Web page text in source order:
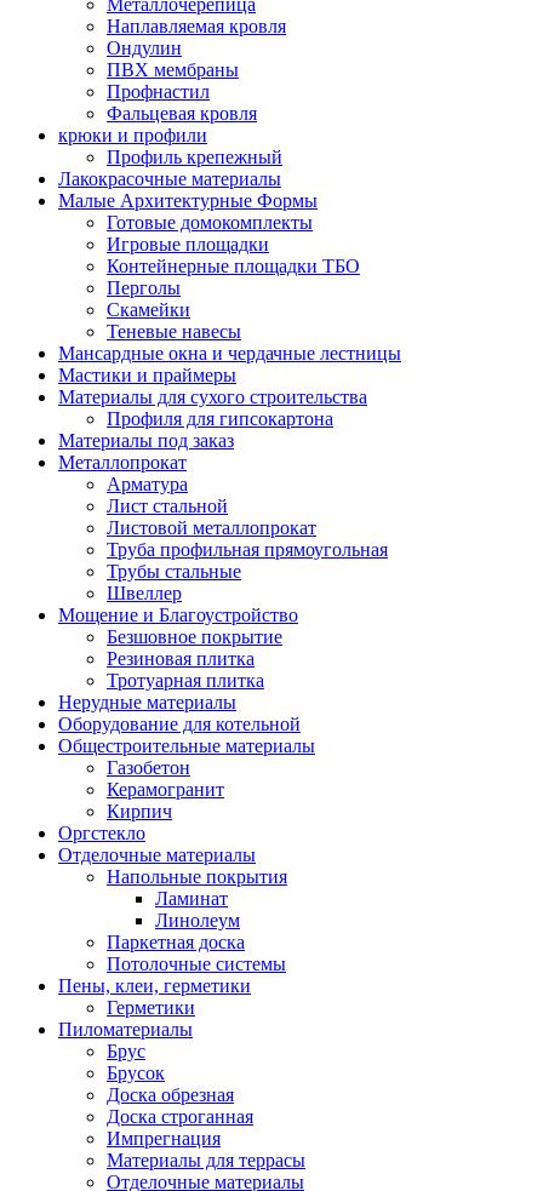
Металлочерепица
Наплавляемая кровля
Ондулин
ПВХ мембраны
Профнастил
Фальцевая кровля
крюки и профили
Профиль крепежный
Лакокрасочные материалы
Малые Архитектурные Формы
Готовые домокомплекты
Игровые площадки
Контейнерные площадки ТБО
Перголы
Скамейки
Теневые навесы
Мансардные окна и чердачные лестницы
Мастики и праймеры
Материалы для сухого строительства
Профиля для гипсокартона
Материалы под заказ
Металлопрокат
Арматура
Лист стальной
Листовой металлопрокат
Труба профильная прямоугольная
Трубы стальные
Швеллер
Мощение и Благоустройство
Безшовное покрытие
Резиновая плитка
Тротуарная плитка
Нерудные материалы
Оборудование для котельной
Общестроительные материалы
Газобетон
Керамогранит
Кирпич
Оргстекло
Отделочные материалы
Напольные покрытия
Ламинат
Линолеум
Паркетная доска
Потолочные системы
Пены, клеи, герметики
Герметики
Пиломатериалы
Брус
Брусок
Доска обрезная
Доска строганная
Импрегнация
Материалы для террасы
Отделочные материалы